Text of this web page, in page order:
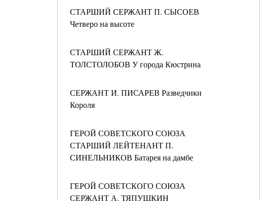
СТАРШИЙ СЕРЖАНТ П. СЫСОЕВ
Четверо на высоте
СТАРШИЙ СЕРЖАНТ Ж.
ТОЛСТОЛОБОВ У города Кюстрина
СЕРЖАНТ И. ПИСАРЕВ Разведчики
Короля
ГЕРОЙ СОВЕТСКОГО СОЮЗА
СТАРШИЙ ЛЕЙТЕНАНТ П.
СИНЕЛЬНИКОВ Батарея на дамбе
ГЕРОЙ СОВЕТСКОГО СОЮЗА
СЕРЖАНТ А. ТЯПУШКИН